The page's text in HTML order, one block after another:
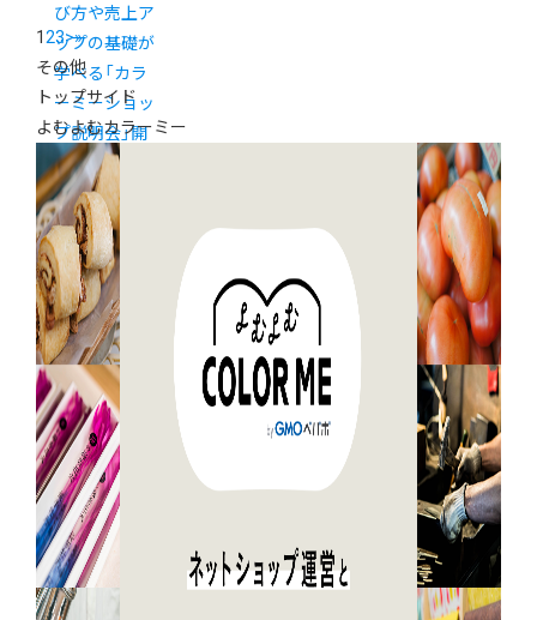
び方や売上ア
ップの基礎が
学べる「カラ
ーミーショッ
プ説明会」開
催
123>»
その他
トップサイド
よむよむカラーミー